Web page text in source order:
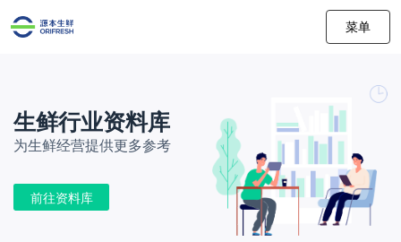
菜单
生鲜行业资料库
为生鲜经营提供更多参考
前往资料库